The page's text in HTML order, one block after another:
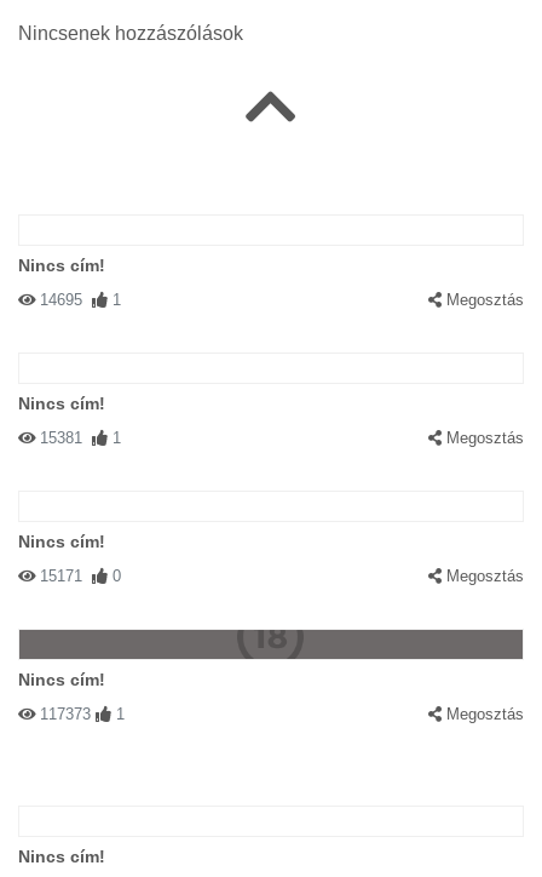
Nincsenek hozzászólások
Nincs cím!
14695 1 Megosztás
Nincs cím!
15381 1 Megosztás
Nincs cím!
15171 0 Megosztás
Nincs cím!
117373 1 Megosztás
Nincs cím!